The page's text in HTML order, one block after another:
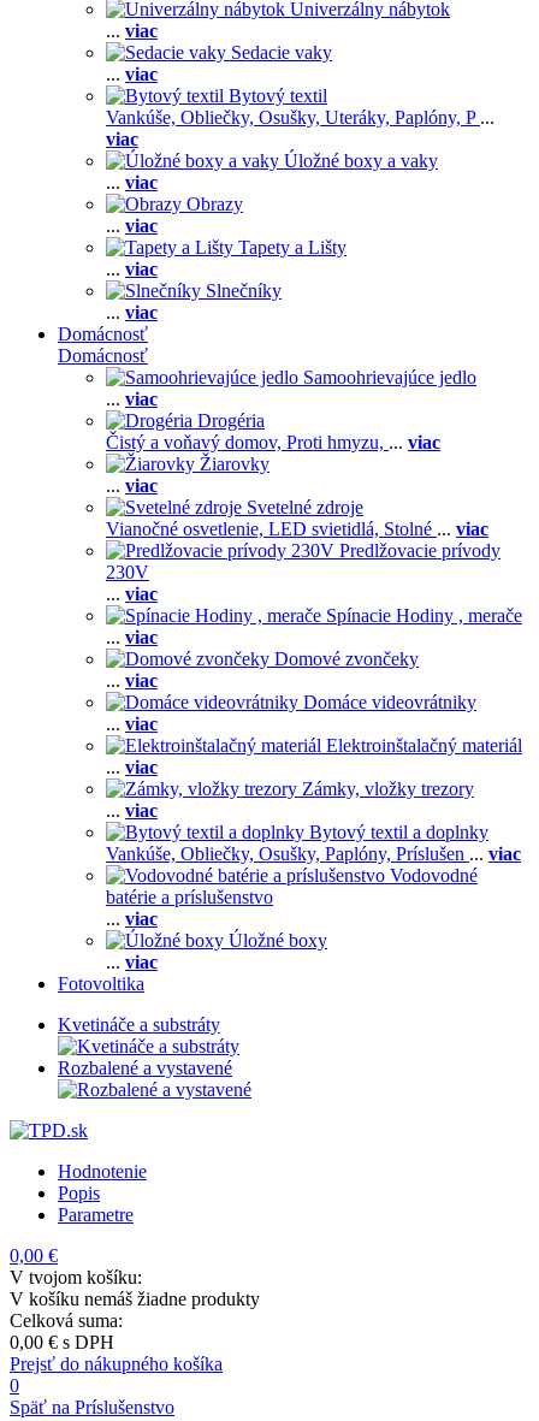
Univerzálny nábytok
... viac
Sedacie vaky
... viac
Bytový textil
Vankúše, Obliečky, Osušky, Uteráky, Paplóny, P ...
viac
Úložné boxy a vaky
... viac
Obrazy
... viac
Tapety a Lišty
... viac
Slnečníky
... viac
Domácnosť
Domácnosť
Samoohrievajúce jedlo
... viac
Drogéria
Čistý a voňavý domov, Proti hmyzu, ... viac
Žiarovky
... viac
Svetelné zdroje
Vianočné osvetlenie, LED svietidlá, Stolné ... viac
Predlžovacie prívody
230V
... viac
Spínacie Hodiny , merače
... viac
Domové zvončeky
... viac
Domáce videovrátniky
... viac
Elektroinštalačný materiál
... viac
Zámky, vložky trezory
... viac
Bytový textil a doplnky
Vankúše, Obliečky, Osušky, Paplóny, Príslušen ... viac
Vodovodné
batérie a príslušenstvo
... viac
Úložné boxy
... viac
Fotovoltika
Kvetináče a substráty
Rozbalené a vystavené
Hodnotenie
Popis
Parametre
0,00 €
V tvojom košíku:
V košíku nemáš žiadne produkty
Celková suma:
0,00 € s DPH
Prejsť do nákupného košíka
0
Späť na Príslušenstvo